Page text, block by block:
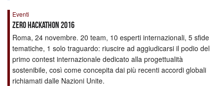
Eventi
ZERO HACKATHON 2016
Roma, 24 novembre. 20 team, 10 esperti internazionali, 5 sfide
tematiche, 1 solo traguardo: riuscire ad aggiudicarsi il podio del
primo contest internazionale dedicato alla progettualità
sostenibile, così come concepita dai più recenti accordi globali
richiamati dalle Nazioni Unite.